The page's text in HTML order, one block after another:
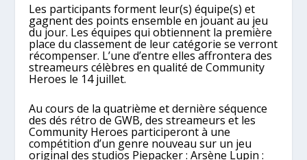
Les participants forment leur(s) équipe(s) et
gagnent des points ensemble en jouant au jeu
du jour. Les équipes qui obtiennent la première
place du classement de leur catégorie se verront
récompenser. L’une d’entre elles affrontera des
streameurs célèbres en qualité de Community
Heroes le 14 juillet.
Au cours de la quatrième et dernière séquence
des dés rétro de GWB, des streameurs et les
Community Heroes participeront à une
compétition d’un genre nouveau sur un jeu
original des studios Piepacker : Arsène Lupin :